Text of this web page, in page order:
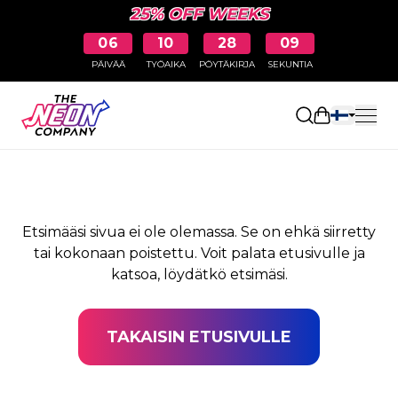
25% OFF WEEKS
06
PÄIVÄÄ
10
TYÖAIKA
28
PÖYTÄKIRJA
08
SEKUNTIA
Avaa
SIVUA EI LÖYDY
Etsimääsi sivua ei ole olemassa. Se on ehkä siirretty
tai kokonaan poistettu. Voit palata etusivulle ja
katsoa, löydätkö etsimäsi.
TAKAISIN ETUSIVULLE